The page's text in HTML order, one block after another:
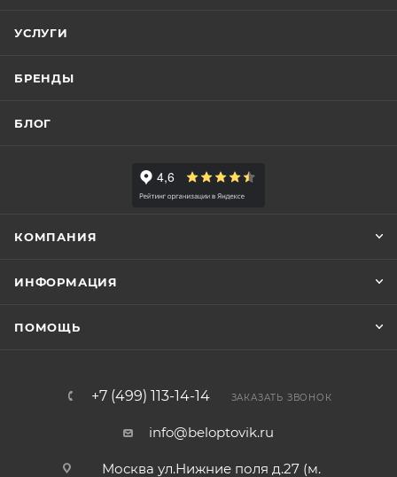
УСЛУГИ
БРЕНДЫ
БЛОГ
КОМПАНИЯ
ИНФОРМАЦИЯ
ПОМОЩЬ
+7 (499) 113-14-14 ЗАКАЗАТЬ ЗВОНОК
info@beloptovik.ru
Москва ул.Нижние поля д.27 (м.